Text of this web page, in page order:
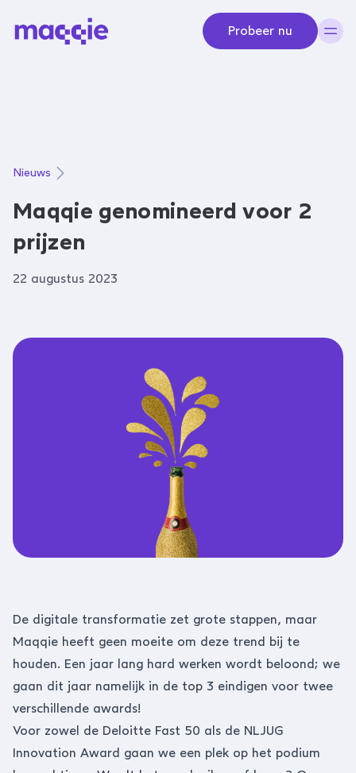
Probeer nu
Nieuws
Maqqie genomineerd voor 2
prijzen
22 augustus 2023
De digitale transformatie zet grote stappen, maar
Maqqie heeft geen moeite om deze trend bij te
houden. Een jaar lang hard werken wordt beloond; we
gaan dit jaar namelijk in de top 3 eindigen voor twee
verschillende awards!
Voor zowel de Deloitte Fast 50 als de NLJUG
Innovation Award gaan we een plek op het podium